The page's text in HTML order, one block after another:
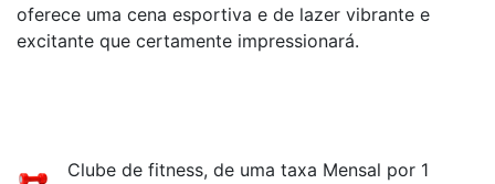
oferece uma cena esportiva e de lazer vibrante e
excitante que certamente impressionará.
Clube de fitness, de uma taxa Mensal por 1